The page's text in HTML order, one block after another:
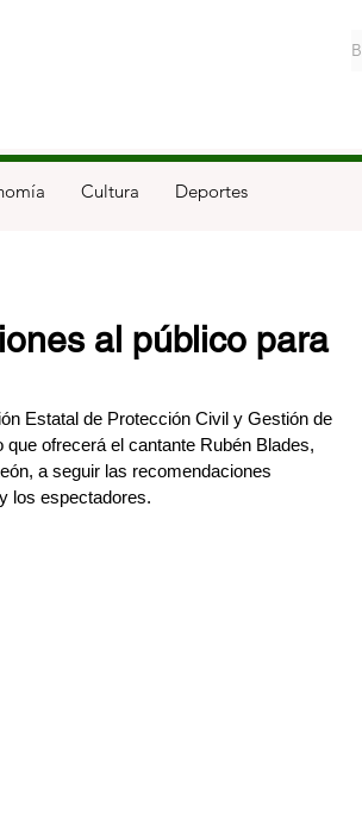
Cultura Deportes
al público para
Estatal de Protección Civil y Gestión de
ofrecerá el cantante Rubén Blades,
a seguir las recomendaciones
los espectadores.